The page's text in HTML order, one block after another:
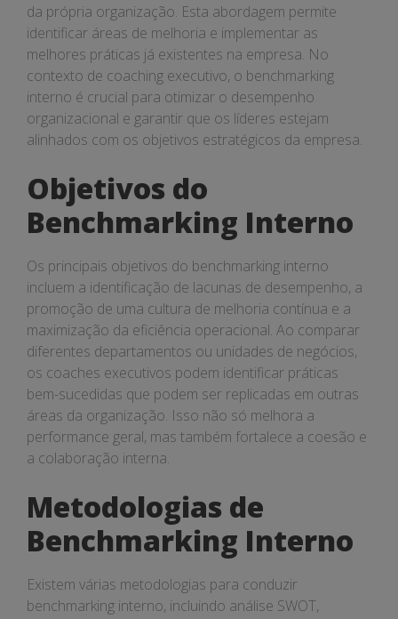
da própria organização. Esta abordagem permite
identificar áreas de melhoria e implementar as
melhores práticas já existentes na empresa. No
contexto de coaching executivo, o benchmarking
interno é crucial para otimizar o desempenho
organizacional e garantir que os líderes estejam
alinhados com os objetivos estratégicos da empresa.
Objetivos do
Benchmarking Interno
Os principais objetivos do benchmarking interno
incluem a identificação de lacunas de desempenho, a
promoção de uma cultura de melhoria contínua e a
maximização da eficiência operacional. Ao comparar
diferentes departamentos ou unidades de negócios,
os coaches executivos podem identificar práticas
bem-sucedidas que podem ser replicadas em outras
áreas da organização. Isso não só melhora a
performance geral, mas também fortalece a coesão e
a colaboração interna.
Metodologias de
Benchmarking Interno
Existem várias metodologias para conduzir
benchmarking interno, incluindo análise SWOT,